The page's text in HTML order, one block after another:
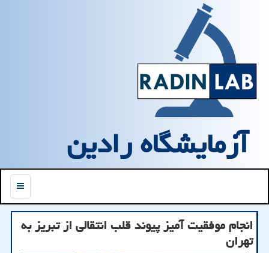
آزمایشگاه رادین
منو
انجام موفقیت آمیز پیوند قلب انتقالی از تبریز به
تهران